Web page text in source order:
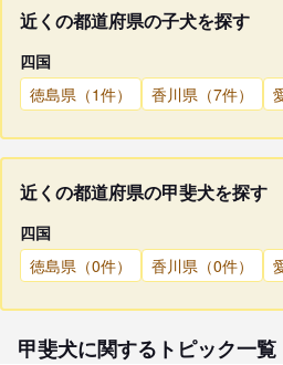
近くの都道府県の子犬を探す
四国
徳島県（1件）
香川県（7件）
近くの都道府県の甲斐犬を探す
四国
徳島県（0件）
香川県（0件）
甲斐犬に関するトピック一覧